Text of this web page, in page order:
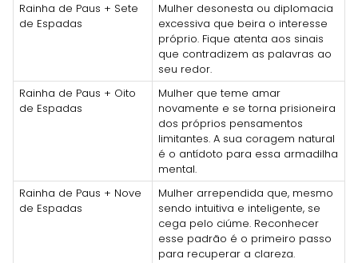
Rainha de Paus + Sete
de Espadas
Mulher desonesta ou diplomacia
excessiva que beira o interesse
próprio. Fique atenta aos sinais
que contradizem as palavras ao
seu redor.
Rainha de Paus + Oito
de Espadas
Mulher que teme amar
novamente e se torna prisioneira
dos próprios pensamentos
limitantes. A sua coragem natural
é o antídoto para essa armadilha
mental.
Rainha de Paus + Nove
de Espadas
Mulher arrependida que, mesmo
sendo intuitiva e inteligente, se
cega pelo ciúme. Reconhecer
esse padrão é o primeiro passo
para recuperar a clareza.